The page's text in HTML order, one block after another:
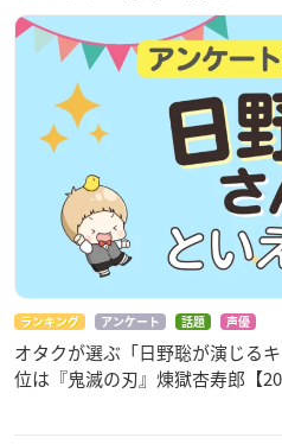
ランキング アンケート 話題 声優
オタクが選ぶ「日野聡が演じる
位は『鬼滅の刃』煉󠄁獄杏寿郎【